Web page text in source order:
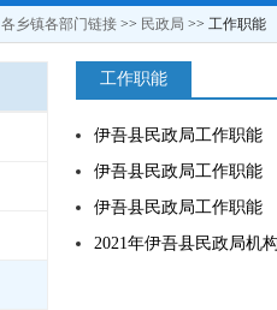
各乡镇各部门链接 >> 民政局 >> 工作职能
工作职能
伊吾县民政局工作职能
伊吾县民政局工作职能
伊吾县民政局工作职能
2021年伊吾县民政局机